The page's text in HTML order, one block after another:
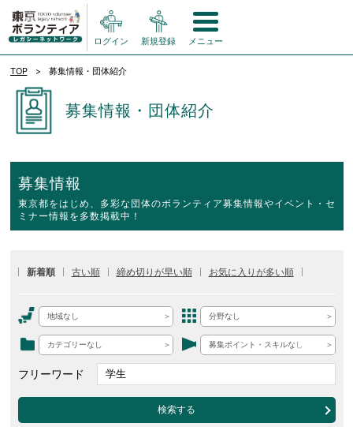
ログイン 新規登録 メニュー
TOP 募集情報・団体紹介
募集情報・団体紹介
募集情報
東京都をはじめ、多彩な団体のボランティア募集情報やイベント・セ
ミナー情報を多数掲載中！
新着順 古い順 締め切りが早い順 お気に入りが多い順
地域なし 分野なし
カテゴリーなし 募集ポイント・スキルなし
フリーワード
検索する